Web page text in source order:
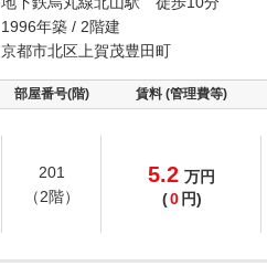
1996年築 / 2階建
京都市北区上賀茂豊田町
部屋番号(階) 賃料 (管理費等)
201
（2階）
5.2 万円
(0 円)